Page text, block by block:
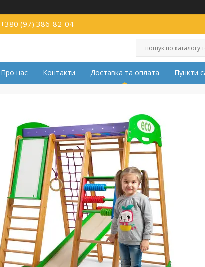
+380 (97) 386-82-04
Про нас Контакти Доставка та оплата Пункти